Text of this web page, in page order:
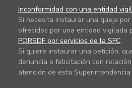
Inconformidad con una entidad
Si necesita instaurar una queja
ofrecidos por una entidad vigilada
PQRSDF por servicios de la SFC:
Si quiere instaurar una petición,
denuncia o felicitación con
atención de esta Superintendencia.